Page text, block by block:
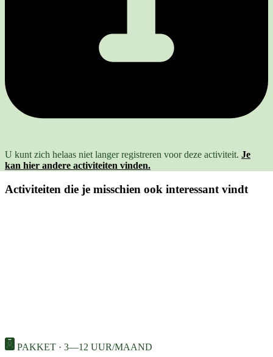
U kunt zich helaas niet langer registreren voor deze activiteit. Je
kan hier andere activiteiten vinden.
Activiteiten die je misschien ook interessant vindt
PAKKET · 3—12 UUR/MAAND